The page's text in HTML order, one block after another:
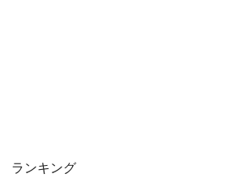
ランキング